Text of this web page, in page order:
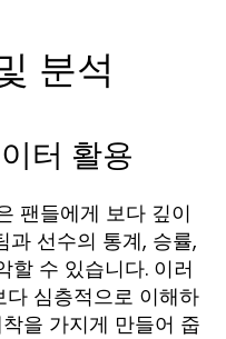
분석
터 활용
팬들에게 보다 깊이
과 선수의 통계, 승률,
할 수 있습니다. 이러
심층적으로 이해하
을 가지게 만들어 줍